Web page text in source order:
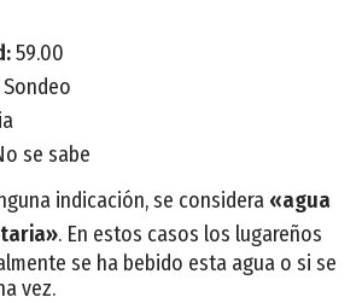
59.00
Sondeo
se sabe
indicación, se considera «agua
. En estos casos los lugareños
se ha bebido esta agua o si se
vez.